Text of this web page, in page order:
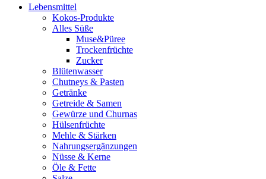
Lebensmittel
Kokos-Produkte
Alles Süße
Muse&Püree
Trockenfrüchte
Zucker
Blütenwasser
Chutneys & Pasten
Getränke
Getreide & Samen
Gewürze und Churnas
Hülsenfrüchte
Mehle & Stärken
Nahrungsergänzungen
Nüsse & Kerne
Öle & Fette